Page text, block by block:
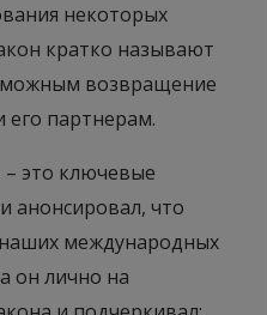
некоторых
кратко называют
возвращение
партнерам.
– это ключевые
анонсировал, что
международных
он лично на